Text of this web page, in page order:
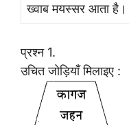
ख्वाब मयस्सर आता
प्रश्न 1.
उचित जोड़ियाँ मिलाइए :